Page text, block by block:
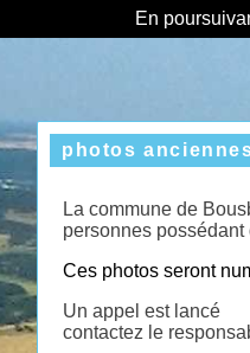
En
photos
La commune de
personnes
Ces photos seront
Un appel est lancé
contactez le